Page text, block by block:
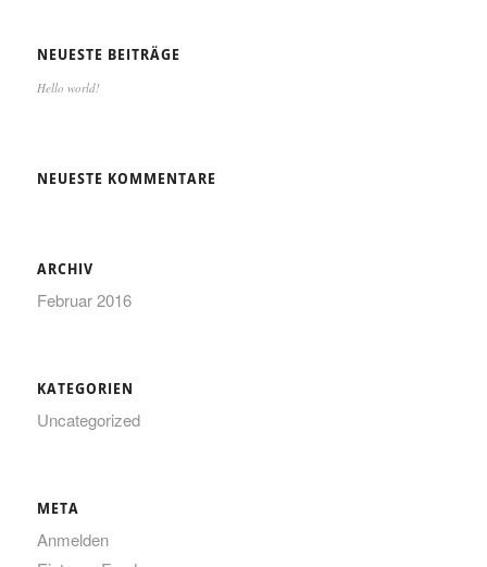
NEUESTE BEITRÄGE
Hello world!
NEUESTE KOMMENTARE
ARCHIV
Februar 2016
KATEGORIEN
Uncategorized
META
Anmelden